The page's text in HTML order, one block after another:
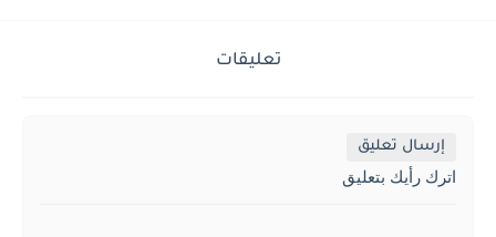
تعليقات
إرسال تعليق
اترك رأيك بتعليق